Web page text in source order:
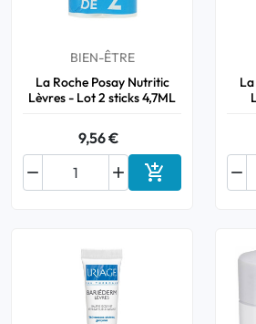
BIEN-ÊTRE
La Roche Posay Nutritic
Lèvres - Lot 2 sticks 4,7ML
9,56 €

 Ajouter au
